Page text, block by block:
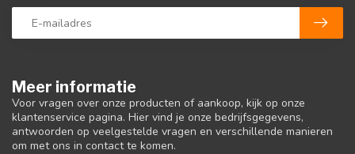
Meer informatie
Voor vragen over onze producten of aankoop, kijk op onze
klantenservice pagina. Hier vind je onze bedrijfsgegevens,
antwoorden op veelgestelde vragen en verschillende manieren
om met ons in contact te komen.